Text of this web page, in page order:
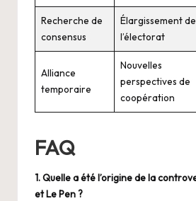
Recherche de
consensus
Élargissement de
l’électorat
Alliance
temporaire
Nouvelles
perspectives de
coopération
FAQ
1. Quelle a été l’origine de la
et Le Pen ?